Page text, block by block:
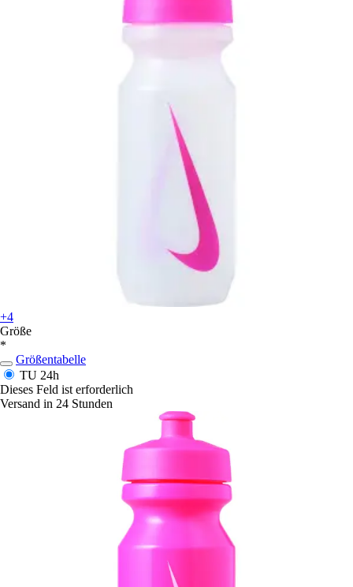
+4
Größe
*
Größentabelle
TU 24h
Dieses Feld ist erforderlich
Versand in 24 Stunden